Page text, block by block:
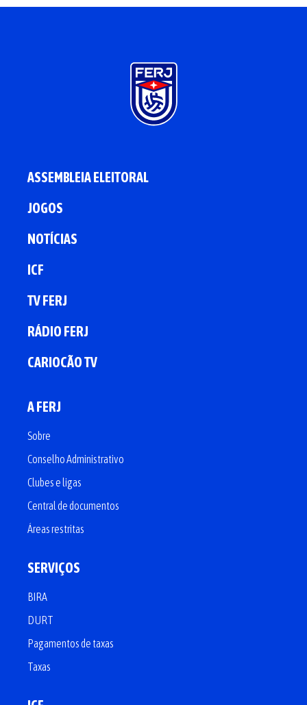
ASSEMBLEIA ELEITORAL
JOGOS
NOTÍCIAS
ICF
TV FERJ
RÁDIO FERJ
CARIOCÃO TV
A FERJ
Sobre
Conselho Administrativo
Clubes e ligas
Central de documentos
Áreas restritas
SERVIÇOS
BIRA
DURT
Pagamentos de taxas
Taxas